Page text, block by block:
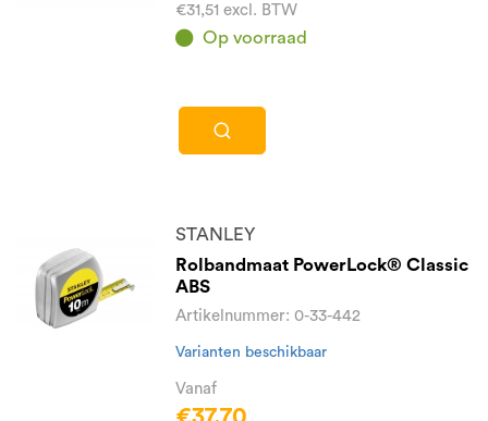
€31,51 excl. BTW
Op voorraad
STANLEY
Rolbandmaat PowerLock® Classic
ABS
Artikelnummer: 0-33-442
Varianten beschikbaar
Vanaf